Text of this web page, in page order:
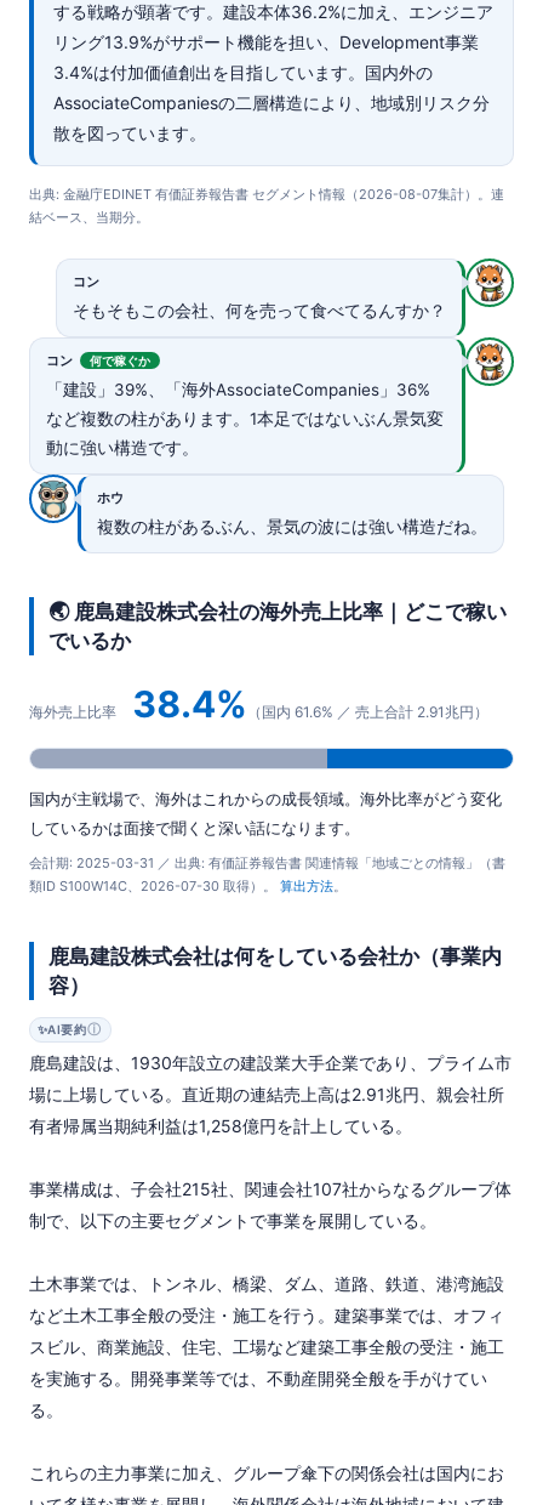
する戦略が顕著です。建設本体36.2%に加え、エンジニア
リング13.9%がサポート機能を担い、Development事業
3.4%は付加価値創出を目指しています。国内外の
AssociateCompaniesの二層構造により、地域別リスク分
散を図っています。
出典: 金融庁EDINET 有価証券報告書 セグメント情報（2026-08-07集計）。連
結ベース、当期分。
コン
そもそもこの会社、何を売って食べてるんすか？
コン 何で稼ぐか
「建設」39%、「海外AssociateCompanies」36%
など複数の柱があります。1本足ではないぶん景気変
動に強い構造です。
ホウ
複数の柱があるぶん、景気の波には強い構造だね。
🌏 鹿島建設株式会社の海外売上比率｜どこで稼い
でいるか
海外売上比率 38.4% （国内 61.6% ／ 売上合計 2.91兆円）
国内が主戦場で、海外はこれからの成長領域。海外比率がどう変化
しているかは面接で聞くと深い話になります。
会計期: 2025-03-31 ／ 出典: 有価証券報告書 関連情報「地域ごとの情報」（書
類ID S100W14C、2026-07-30 取得）。 算出方法
鹿島建設株式会社は何をしている会社か（事業内
容）
✨AI要約ⓘ
鹿島建設は、1930年設立の建設業大手企業であり、プライム市
場に上場している。直近期の連結売上高は2.91兆円、親会社所
有者帰属当期純利益は1,258億円を計上している。
事業構成は、子会社215社、関連会社107社からなるグループ体
制で、以下の主要セグメントで事業を展開している。
土木事業では、トンネル、橋梁、ダム、道路、鉄道、港湾施設
など土木工事全般の受注・施工を行う。建築事業では、オフィ
スビル、商業施設、住宅、工場など建築工事全般の受注・施工
を実施する。開発事業等では、不動産開発全般を手がけてい
る。
これらの主力事業に加え、グループ傘下の関係会社は国内にお